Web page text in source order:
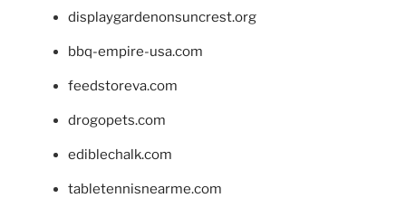
displaygardenonsuncrest.org
bbq-empire-usa.com
feedstoreva.com
drogopets.com
ediblechalk.com
tabletennisnearme.com